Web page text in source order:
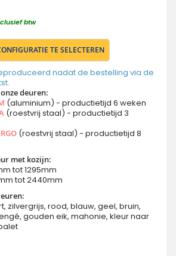
btw
TE SELECTEREN
nadat de bestelling via de
deuren:
(aluminium) - productietijd 6 weken
(roestvrij staal) - productietijd 3
(roestvrij staal) - productietijd 8
met kozijn:
tot 1295mm
tot 2440mm
zilvergrijs, rood, blauw, geel, bruin,
gouden eik, mahonie, kleur naar